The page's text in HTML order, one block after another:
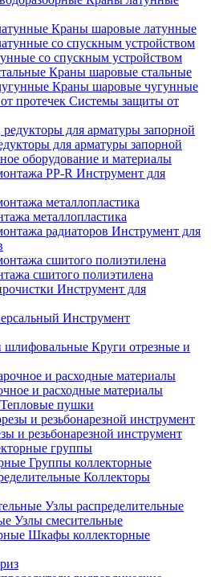
Краны шаровые латунные
со спускным устройством
Краны шаровые стальные
Краны шаровые чугунные
Системы защиты от
для арматуры запорной
оборудование и материалы
Инструмент для
металлопластика
Инструмент для
сшитого полиэтилена
Инструмент для
Инструмент
Круги отрезные и
и расходные материалы
Тепловые пушки
и резьбонарезной инструмент
группы
Группы коллекторные
Коллекторы
Узлы распределительные
Узлы смесительные
Шкафы коллекторные